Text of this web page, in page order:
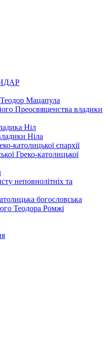
Мацапула
Преосвященства владики
Ніл
Ніла
католицької єпархії
Греко-католицької
неповнолітніх та
богословська
Теодора Ромжі